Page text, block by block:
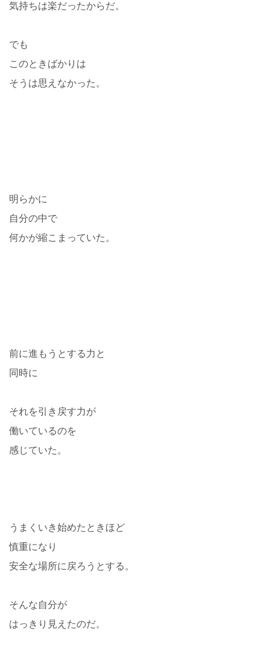
気持ちは楽だったからだ。
でも
このときばかりは
そうは思えなかった。
明らかに
自分の中で
何かが縮こまっていた。
前に進もうとする力と
同時に
それを引き戻す力が
働いているのを
感じていた。
うまくいき始めたときほど
慎重になり
安全な場所に戻ろうとする。
そんな自分が
はっきり見えたのだ。